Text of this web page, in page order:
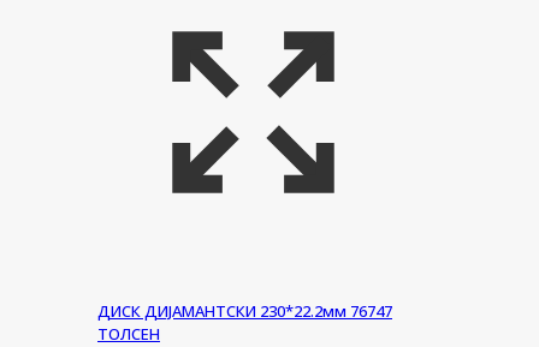
ДИСК ДИЈАМАНТСКИ 230*22.2мм 76747
ТОЛСЕН